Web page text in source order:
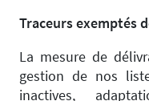
Traceurs exemptés
La mesure de
gestion de nos
inactives,